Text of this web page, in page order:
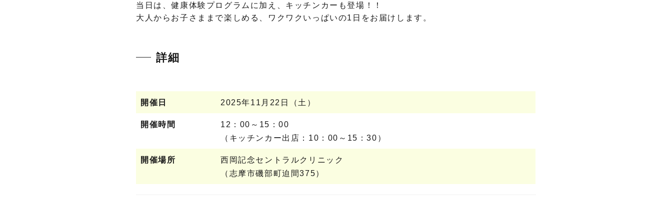
当日は、健康体験プログラムに加え、キッチンカーも登場！！
大人からお子さままで楽しめる、ワクワクいっぱいの1日をお届けします。
詳細
開催日 2025年11月22日（土）
開催時間
12：00～15：00
（キッチンカー出店：10：00～15：30）
開催場所
西岡記念セントラルクリニック
（志摩市磯部町迫間375）